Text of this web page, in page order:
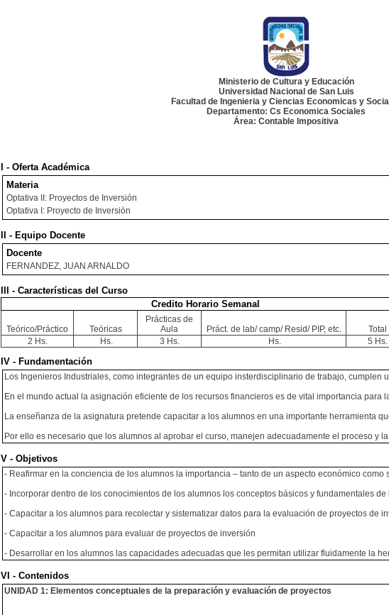
Ministerio de Cultura y Educación
Universidad Nacional de San Luis
Facultad de Ingenieria y Ciencias Economicas y
Departamento: Cs Economica Sociales
Área: Contable Impositiva
I - Oferta Académica
Materia
Optativa II: Proyectos de Inversión
Optativa I: Proyecto de Inversiòn
II - Equipo Docente
Docente
FERNANDEZ, JUAN ARNALDO
III - Características del Curso
Credito Horario Semanal
Teórico/Práctico Teóricas
Prácticas de
Aula
Práct. de lab/ camp/ Resid/ PIP, etc. Total
2 Hs. Hs. 3 Hs. Hs. 5 Hs.
IV - Fundamentación
Los Ingenieros Industriales, como integrantes de un equipo insterdisciplinario de trabajo,
En el mundo actual la asignación eficiente de los recursos financieros es de vital importancia
La enseñanza de la asignatura pretende capacitar a los alumnos en una importante herramienta
Por ello es necesario que los alumnos al aprobar el curso, manejen adecuadamente el proceso y
V - Objetivos
- Reafirmar en la conciencia de los alumnos la importancia – tanto de un aspecto económico
- Incorporar dentro de los conocimientos de los alumnos los conceptos básicos y fundamentales
- Capacitar a los alumnos para recolectar y sistematizar datos para la evaluación de proyectos de
- Capacitar a los alumnos para evaluar de proyectos de inversión
- Desarrollar en los alumnos las capacidades adecuadas que les permitan utilizar fluidamente la
VI - Contenidos
UNIDAD 1: Elementos conceptuales de la preparación y evaluación de proyectos